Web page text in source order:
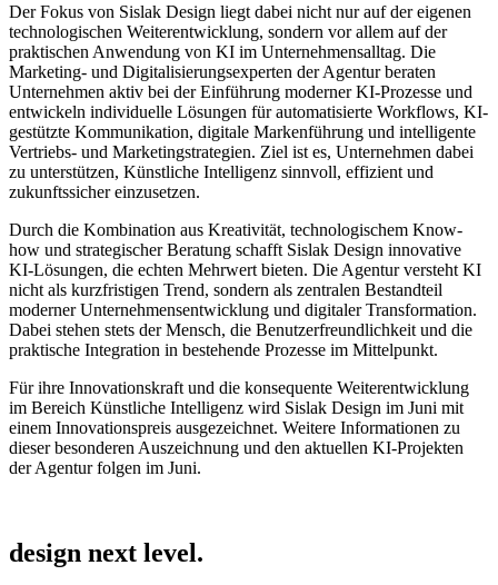
Der Fokus von Sislak Design liegt dabei nicht nur auf der eigenen
technologischen Weiterentwicklung, sondern vor allem auf der
praktischen Anwendung von KI im Unternehmensalltag. Die
Marketing- und Digitalisierungsexperten der Agentur beraten
Unternehmen aktiv bei der Einführung moderner KI-Prozesse und
entwickeln individuelle Lösungen für automatisierte Workflows, KI-
gestützte Kommunikation, digitale Markenführung und intelligente
Vertriebs- und Marketingstrategien. Ziel ist es, Unternehmen dabei
zu unterstützen, Künstliche Intelligenz sinnvoll, effizient und
zukunftssicher einzusetzen.
Durch die Kombination aus Kreativität, technologischem Know-
how und strategischer Beratung schafft Sislak Design innovative
KI-Lösungen, die echten Mehrwert bieten. Die Agentur versteht KI
nicht als kurzfristigen Trend, sondern als zentralen Bestandteil
moderner Unternehmensentwicklung und digitaler Transformation.
Dabei stehen stets der Mensch, die Benutzerfreundlichkeit und die
praktische Integration in bestehende Prozesse im Mittelpunkt.
Für ihre Innovationskraft und die konsequente Weiterentwicklung
im Bereich Künstliche Intelligenz wird Sislak Design im Juni mit
einem Innovationspreis ausgezeichnet. Weitere Informationen zu
dieser besonderen Auszeichnung und den aktuellen KI-Projekten
der Agentur folgen im Juni.
design next level.